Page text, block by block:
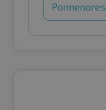
Pormenores